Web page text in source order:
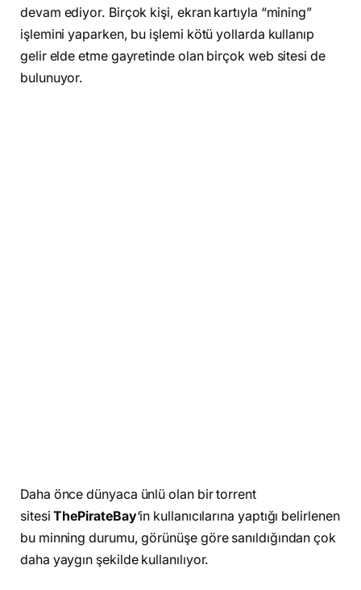
devam ediyor. Birçok kişi, ekran kartıyla “mining”
işlemini yaparken, bu işlemi kötü yollarda kullanıp
gelir elde etme gayretinde olan birçok web sitesi de
bulunuyor.
Daha önce dünyaca ünlü olan bir torrent
sitesiThePirateBay‘in kullanıcılarına yaptığı belirlenen
bu minning durumu, görünüşe göre sanıldığından çok
daha yaygın şekilde kullanılıyor.